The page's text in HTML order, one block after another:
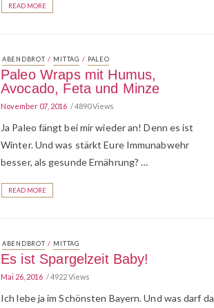
READ MORE
ABENDBROT / MITTAG / PALEO
Paleo Wraps mit Humus,
Avocado, Feta und Minze
November 07, 2016 4890 Views
Ja Paleo fängt bei mir wieder an! Denn es ist
Winter. Und was stärkt Eure Immunabwehr
besser, als gesunde Ernährung? …
READ MORE
ABENDBROT / MITTAG
Es ist Spargelzeit Baby!
Mai 26, 2016 4922 Views
Ich lebe ja im Schönsten Bayern. Und was darf da